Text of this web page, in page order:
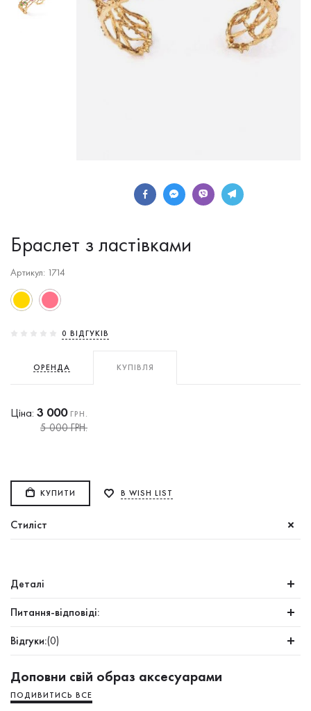
Браслет з ластівками
Артикул: 1714
0 ВIДГУКIВ
ОРЕНДА КУПІВЛЯ
Ціна: 3 000ГРН.
5 000 ГРН.
КУПИТИ В WISH LIST
Стиліст
Деталі
Питання-відповіді:
Відгуки:(0)
Доповни свій образ аксесуарами
ПОДИВИТИСЬ ВСЕ